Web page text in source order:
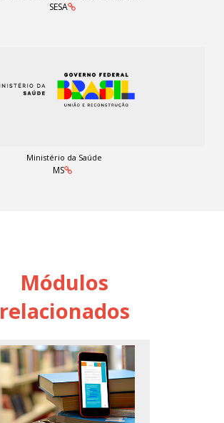
SESA
Ministério da Saúde
MS
Módulos
relacionados